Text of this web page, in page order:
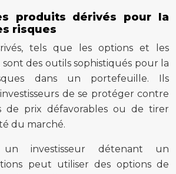
produits dérivés pour la
risques
tels que les options et les
des outils sophistiqués pour la
dans un portefeuille. Ils
de se protéger contre
de prix défavorables ou de tirer
du marché.
investisseur détenant un
peut utiliser des options de